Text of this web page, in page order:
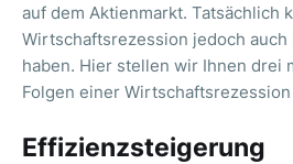
auf dem Aktienmarkt. Tatsächlich
Wirtschaftsrezession jedoch
haben. Hier stellen wir Ihnen drei
Folgen einer Wirtschaftsrezession
Effizienzsteigerung